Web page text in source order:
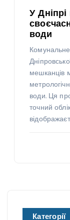
У
води
Комунальне
мешканців
води. Ця
точний
Категорії